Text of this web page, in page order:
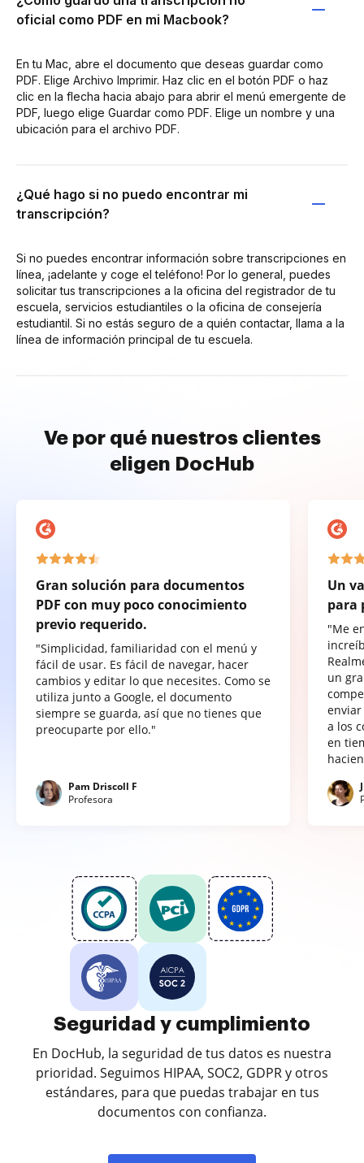
oficial como PDF en mi Macbook?
En tu Mac, abre el documento que deseas guardar como
PDF. Elige Archivo Imprimir. Haz clic en el botón PDF o haz
clic en la flecha hacia abajo para abrir el menú emergente de
PDF, luego elige Guardar como PDF. Elige un nombre y una
ubicación para el archivo PDF.
¿Qué hago si no puedo encontrar mi
transcripción?
Si no puedes encontrar información sobre transcripciones en
línea, ¡adelante y coge el teléfono! Por lo general, puedes
solicitar tus transcripciones a la oficina del registrador de tu
escuela, servicios estudiantiles o la oficina de consejería
estudiantil. Si no estás seguro de a quién contactar, llama a la
línea de información principal de tu escuela.
Ve por qué nuestros clientes
eligen DocHub
Gran solución para documentos
PDF con muy poco conocimiento
previo requerido.
"Simplicidad, familiaridad con el menú y
fácil de usar. Es fácil de navegar, hacer
cambios y editar lo que necesites. Como se
utiliza junto a Google, el documento
siempre se guarda, así que no tienes que
preocuparte por ello."
Pam Driscoll F
Profesora
Un
para
"Me
un
a los
en
Seguridad y cumplimiento
En DocHub, la seguridad de tus datos es nuestra
prioridad. Seguimos HIPAA, SOC2, GDPR y otros
estándares, para que puedas trabajar en tus
documentos con confianza.